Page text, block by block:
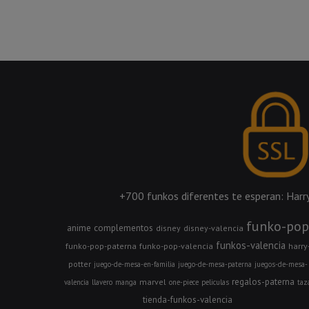
+700 funkos diferentes te esperan:
anime complementos disney disney-valencia funko-pop
funko-pop-paterna funko-pop-valencia funkos-valencia
potter juego-de-mesa-en-familia juego-de-mesa-paterna juegos-de-mesa-
valencia llavero manga marvel one-piece peliculas regalos-paterna
tienda-funkos-valencia